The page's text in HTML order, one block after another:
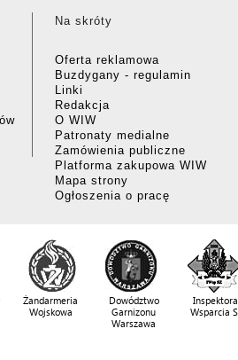
Na skróty
Oferta reklamowa
Buzdygany - regulamin
Linki
Redakcja
O WIW
Patronaty medialne
Zamówienia publiczne
Platforma zakupowa WIW
Mapa strony
Ogłoszenia o pracę
Żandarmeria
Wojskowa
Dowództwo
Garnizonu
Warszawa
Wsparcia